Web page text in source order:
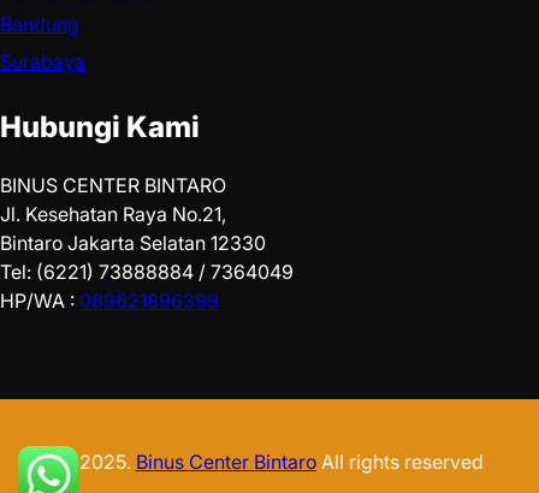
Bandung
Surabaya
Hubungi Kami
BINUS CENTER BINTARO
Jl. Kesehatan Raya No.21,
Bintaro Jakarta Selatan 12330
Tel: (6221) 73888884 / 7364049
HP/WA : 089621896399
© 2025. Binus Center BintaroAll rights reserved